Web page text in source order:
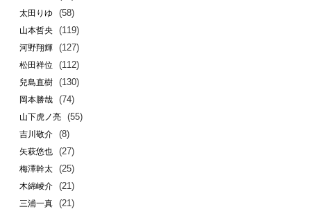
太田りゆ (58)
山本哲央 (119)
河野翔輝 (127)
松田祥位 (112)
兒島直樹 (130)
岡本勝哉 (74)
山下虎ノ亮 (55)
吉川敬介 (8)
矢萩悠也 (27)
梅澤幹太 (25)
木綿崚介 (21)
三浦一真 (21)